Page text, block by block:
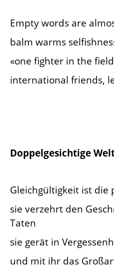
Empty words are
balm warms
«one fighter in the
international friends,
Doppelgesichtige
Gleichgültigkeit ist
sie verzehrt den
Taten
sie gerät in
und mit ihr das